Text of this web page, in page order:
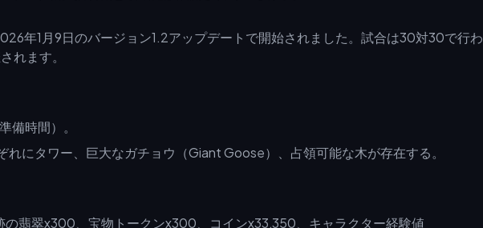
年1月9日のバージョン1.2アップデートで開始されました。試合は30対30で行わ
れます。
備時間）。
れにタワー、巨大なガチョウ（Giant Goose）、占領可能な木が存在する。
の翡翠x300、宝物トークンx300、コインx33,350、キャラクター経験値